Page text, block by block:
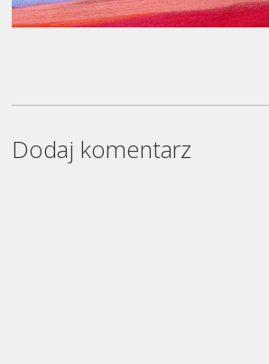
Dodaj komentarz